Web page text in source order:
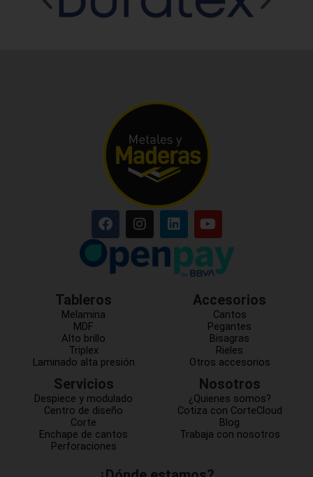
Tableros
Melamina
MDF
Alto brillo
Triplex
Laminado alta presión
Servicios
Despiece y modulado
Centro de diseño
Corte
Enchape de cantos
Perforaciones
Accesorios
Cantos
Pegantes
Bisagras
Rieles
Otros accesorios
Nosotros
¿Quienes somos?
Cotiza con CorteCloud
Blog
Trabaja con nosotros